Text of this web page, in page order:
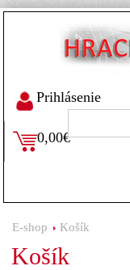
Prihlásenie
0,00€
E-shop Košík
Košík